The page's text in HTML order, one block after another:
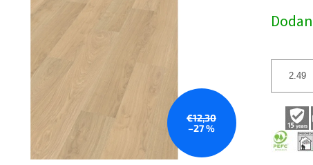
€12,30
–27 %
cena: